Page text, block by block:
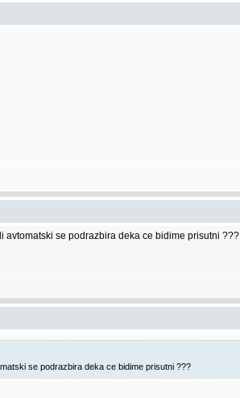
avtomatski se podrazbira deka ce bidime prisutni ???
se podrazbira deka ce bidime prisutni ???